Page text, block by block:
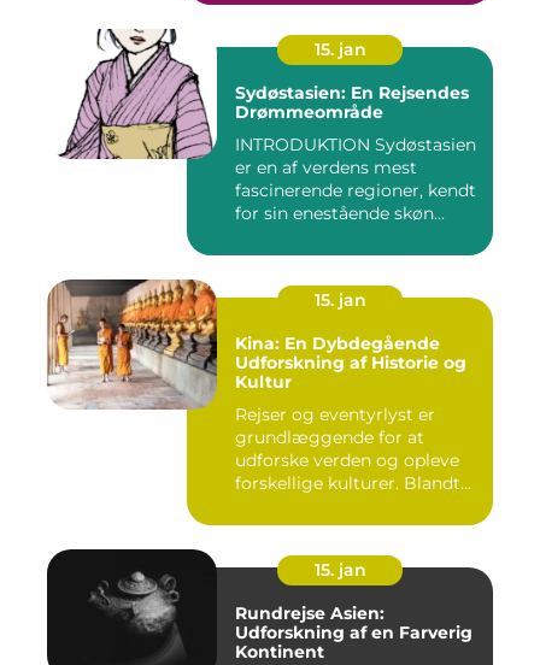
15. jan
Sydøstasien: En Rejsendes
Drømmeområde
INTRODUKTION Sydøstasien
er en af verdens mest
fascinerende regioner, kendt
for sin enestående skøn...
15. jan
Kina: En Dybdegående
Udforskning af Historie og
Kultur
Rejser og eventyrlyst er
grundlæggende for at
udforske verden og opleve
forskellige kulturer. Blandt...
15. jan
Rundrejse Asien:
Udforskning af en Farverig
Kontinent